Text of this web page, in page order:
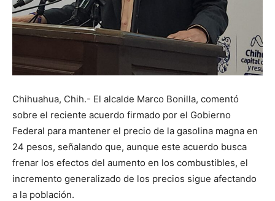
Chihuahua, Chih.- El alcalde Marco Bonilla, comentó
sobre el reciente acuerdo firmado por el Gobierno
Federal para mantener el precio de la gasolina magna en
24 pesos, señalando que, aunque este acuerdo busca
frenar los efectos del aumento en los combustibles, el
incremento generalizado de los precios sigue afectando
a la población.